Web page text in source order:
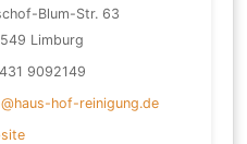
Blum-Str. 63
Limburg
9092149
hof-reinigung.de